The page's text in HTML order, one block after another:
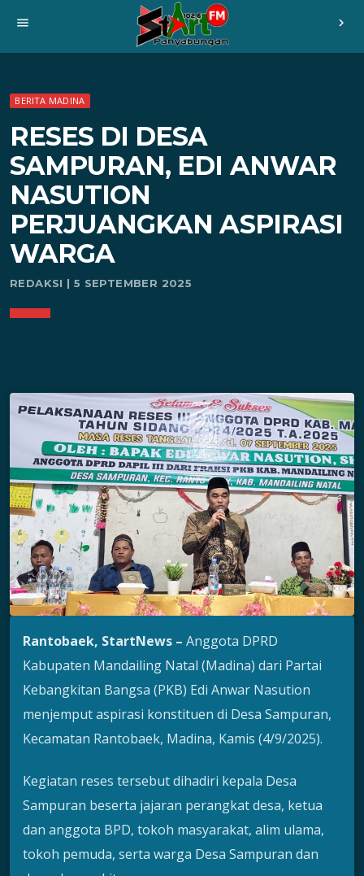
menu chevron_right
BERITA MADINA
RESES DI DESA
SAMPURAN, EDI ANWAR
NASUTION
PERJUANGKAN ASPIRASI
WARGA
REDAKSI | 5 SEPTEMBER 2025
Rantobaek, StartNews – Anggota DPRD
Kabupaten Mandailing Natal (Madina) dari Partai
Kebangkitan Bangsa (PKB) Edi Anwar Nasution
menjemput aspirasi konstituen di Desa Sampuran,
Kecamatan Rantobaek, Madina, Kamis (4/9/2025).
Kegiatan reses tersebut dihadiri kepala Desa
Sampuran beserta jajaran perangkat desa, ketua
dan anggota BPD, tokoh masyarakat, alim ulama,
tokoh pemuda, serta warga Desa Sampuran dan